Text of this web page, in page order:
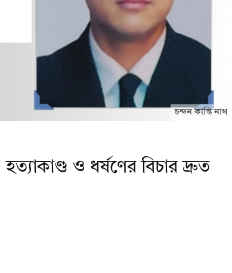
চন্দন কান্তি নাথ
ও ধর্ষণের বিচার দ্রুত